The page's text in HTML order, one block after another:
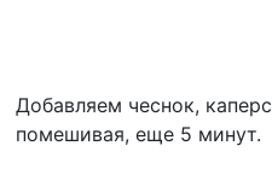
Добавляем чеснок,
помешивая, еще 5 минут.